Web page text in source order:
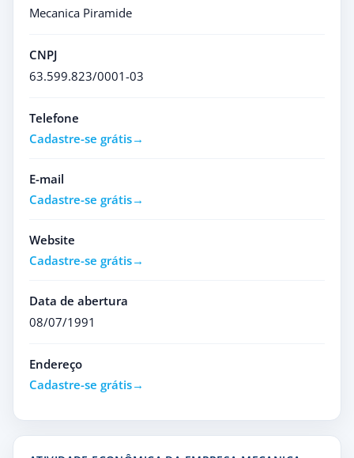
Mecanica Piramide
CNPJ
63.599.823/0001-03
Telefone
Cadastre-se grátis
E-mail
Cadastre-se grátis
Website
Cadastre-se grátis
Data de abertura
08/07/1991
Endereço
Cadastre-se grátis